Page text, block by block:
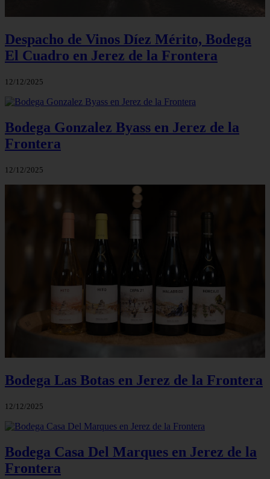
Despacho de Vinos Díez Mérito, Bodega
El Cuadro en Jerez de la Frontera
12/12/2025
Bodega Gonzalez Byass en Jerez de la
Frontera
12/12/2025
Bodega Las Botas en Jerez de la Frontera
12/12/2025
Bodega Casa Del Marques en Jerez de la
Frontera